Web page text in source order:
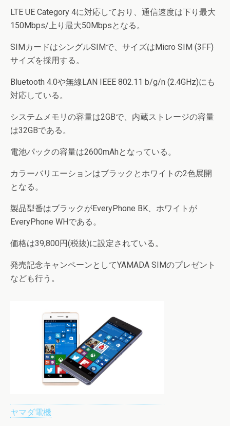
LTE UE Category 4に対応しており、通信速度は下り最大
150Mbps/上り最大50Mbpsとなる。
SIMカードはシングルSIMで、サイズはMicro SIM (3FF)
サイズを採用する。
Bluetooth 4.0や無線LAN IEEE 802.11 b/g/n (2.4GHz)にも
対応している。
システムメモリの容量は2GBで、内蔵ストレージの容量
は32GBである。
電池パックの容量は2600mAhとなっている。
カラーバリエーションはブラックとホワイトの2色展開
となる。
製品型番はブラックがEveryPhone BK、ホワイトが
EveryPhone WHである。
価格は39,800円(税抜)に設定されている。
発売記念キャンペーンとしてYAMADA SIMのプレゼント
なども行う。
ヤマダ電機